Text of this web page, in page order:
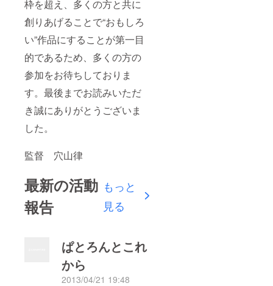
枠を超え、多くの方と共に
創りあげることで“おもしろ
い”作品にすることが第一目
的であるため、多くの方の
参加をお待ちしておりま
す。最後までお読みいただ
き誠にありがとうございま
した。
監督 穴山律
最新の活動
報告
もっと
見る
ぱとろんとこれ
から
2013/04/21 19:48